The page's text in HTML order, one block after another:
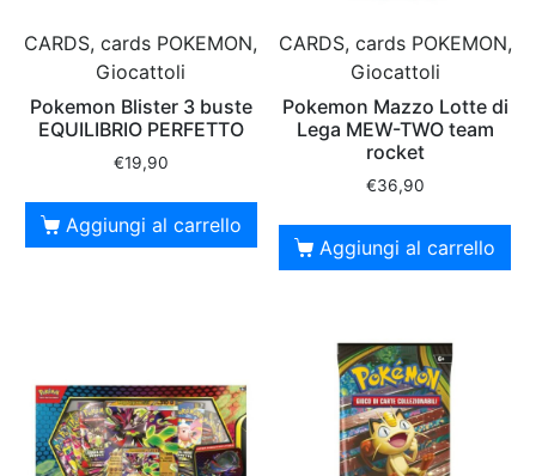
CARDS, cards POKEMON,
Giocattoli
Pokemon Blister 3 buste
EQUILIBRIO PERFETTO
€19,90
Aggiungi al carrello
CARDS, cards POKEMON,
Giocattoli
Pokemon Mazzo Lotte di
Lega MEW-TWO team
rocket
€36,90
Aggiungi al carrello